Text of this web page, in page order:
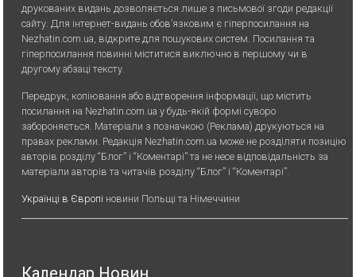
друкованих видань дозволяється лише з письмової згоди редакції
сайту. Для iнтернет-видань обов’язковим є гiперпосилання на
Nezhatin.com.ua, відкрите для пошукових систем. Посилання та
гіперпосилання повинні міститися виключно в першому чи в
другому абзаці тексту.
Передрук, копiювання або вiдтворення iнформацiї, що мiстить
посилання на Nezhatin.com.ua у будь-якiй формi суворо
забороняється. Матеріали з позначкою (Реклама) друкуються на
правах реклами. Редакція Nezhatin.com.ua може не розділяти позицію
авторів розділу “Блог” і “Коментарі” та не несе відповідальність за
матеріали авторів та читачів розділу “Блог” і “Коментарі”.
Українці в Європі новини Польщі та Німеччини
Календар Новин